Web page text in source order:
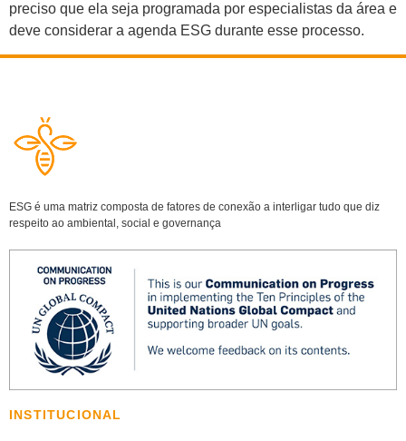
preciso que ela seja programada por especialistas da área e
deve considerar a agenda ESG durante esse processo.
ESG é uma matriz composta de fatores de conexão a interligar tudo que diz
respeito ao ambiental, social e governança
INSTITUCIONAL